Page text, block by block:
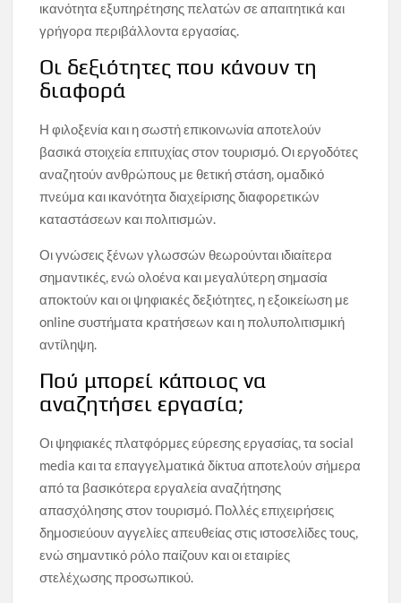
ικανότητα εξυπηρέτησης πελατών σε απαιτητικά και
γρήγορα περιβάλλοντα εργασίας.
Οι δεξιότητες που κάνουν τη
διαφορά
Η φιλοξενία και η σωστή επικοινωνία αποτελούν
βασικά στοιχεία επιτυχίας στον τουρισμό. Οι εργοδότες
αναζητούν ανθρώπους με θετική στάση, ομαδικό
πνεύμα και ικανότητα διαχείρισης διαφορετικών
καταστάσεων και πολιτισμών.
Οι γνώσεις ξένων γλωσσών θεωρούνται ιδιαίτερα
σημαντικές, ενώ ολοένα και μεγαλύτερη σημασία
αποκτούν και οι ψηφιακές δεξιότητες, η εξοικείωση με
online συστήματα κρατήσεων και η πολυπολιτισμική
αντίληψη.
Πού μπορεί κάποιος να
αναζητήσει εργασία;
Οι ψηφιακές πλατφόρμες εύρεσης εργασίας, τα social
media και τα επαγγελματικά δίκτυα αποτελούν σήμερα
από τα βασικότερα εργαλεία αναζήτησης
απασχόλησης στον τουρισμό. Πολλές επιχειρήσεις
δημοσιεύουν αγγελίες απευθείας στις ιστοσελίδες τους,
ενώ σημαντικό ρόλο παίζουν και οι εταιρίες
στελέχωσης προσωπικού.